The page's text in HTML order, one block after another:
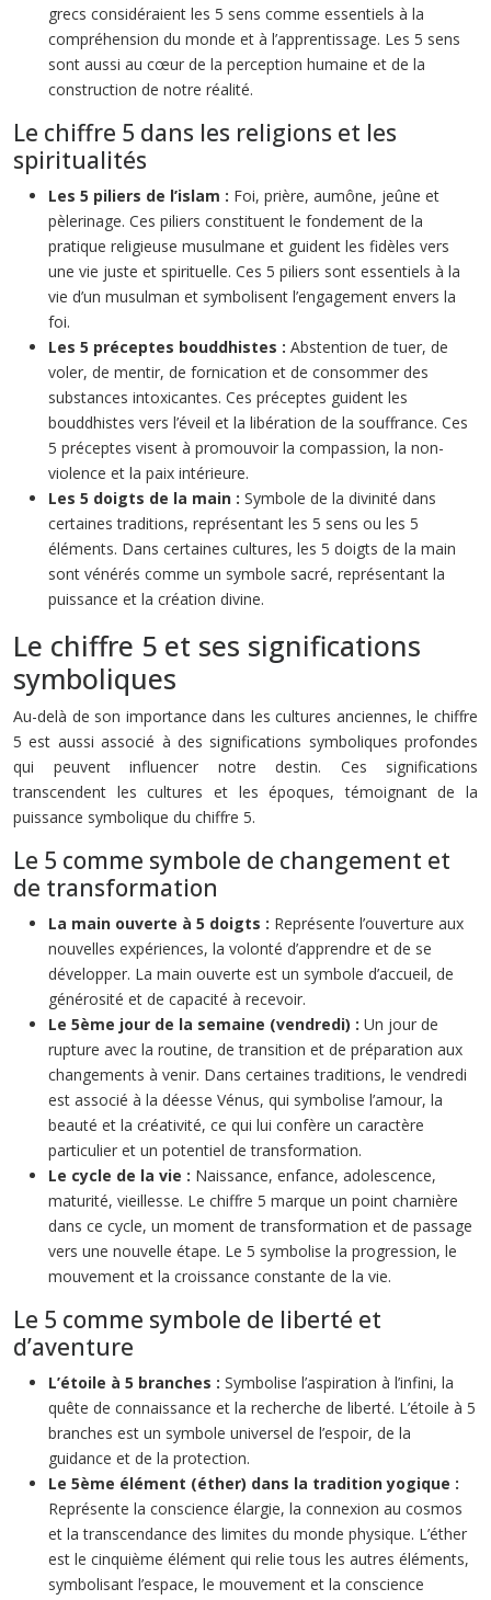
grecs considéraient les 5 sens comme essentiels à la
compréhension du monde et à l’apprentissage. Les 5 sens
sont aussi au cœur de la perception humaine et de la
construction de notre réalité.
Le chiffre 5 dans les religions et les
spiritualités
Les 5 piliers de l’islam : Foi, prière, aumône, jeûne et
pèlerinage. Ces piliers constituent le fondement de la
pratique religieuse musulmane et guident les fidèles vers
une vie juste et spirituelle. Ces 5 piliers sont essentiels à la
vie d’un musulman et symbolisent l’engagement envers la
foi.
Les 5 préceptes bouddhistes : Abstention de tuer, de
voler, de mentir, de fornication et de consommer des
substances intoxicantes. Ces préceptes guident les
bouddhistes vers l’éveil et la libération de la souffrance. Ces
5 préceptes visent à promouvoir la compassion, la non-
violence et la paix intérieure.
Les 5 doigts de la main : Symbole de la divinité dans
certaines traditions, représentant les 5 sens ou les 5
éléments. Dans certaines cultures, les 5 doigts de la main
sont vénérés comme un symbole sacré, représentant la
puissance et la création divine.
Le chiffre 5 et ses significations
symboliques
Au-delà de son importance dans les cultures anciennes, le chiffre
5 est aussi associé à des significations symboliques profondes
qui peuvent influencer notre destin. Ces significations
transcendent les cultures et les époques, témoignant de la
puissance symbolique du chiffre 5.
Le 5 comme symbole de changement et
de transformation
La main ouverte à 5 doigts : Représente l’ouverture aux
nouvelles expériences, la volonté d’apprendre et de se
développer. La main ouverte est un symbole d’accueil, de
générosité et de capacité à recevoir.
Le 5ème jour de la semaine (vendredi) : Un jour de
rupture avec la routine, de transition et de préparation aux
changements à venir. Dans certaines traditions, le vendredi
est associé à la déesse Vénus, qui symbolise l’amour, la
beauté et la créativité, ce qui lui confère un caractère
particulier et un potentiel de transformation.
Le cycle de la vie : Naissance, enfance, adolescence,
maturité, vieillesse. Le chiffre 5 marque un point charnière
dans ce cycle, un moment de transformation et de passage
vers une nouvelle étape. Le 5 symbolise la progression, le
mouvement et la croissance constante de la vie.
Le 5 comme symbole de liberté et
d’aventure
L’étoile à 5 branches : Symbolise l’aspiration à l’infini, la
quête de connaissance et la recherche de liberté. L’étoile à 5
branches est un symbole universel de l’espoir, de la
guidance et de la protection.
Le 5ème élément (éther) dans la tradition yogique :
Représente la conscience élargie, la connexion au cosmos
et la transcendance des limites du monde physique. L’éther
est le cinquième élément qui relie tous les autres éléments,
symbolisant l’espace, le mouvement et la conscience